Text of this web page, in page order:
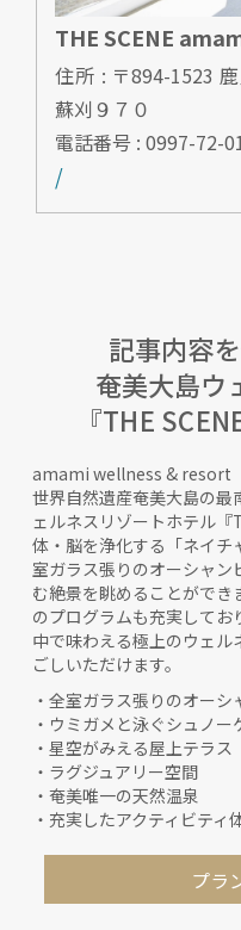
THE SCENE
住所 : 〒894-1523
蘇刈９７０
電話番号 : 0997-72-
/
記事内容
奄美大島ウ
『THE
amami wellness & resort
世界自然遺産奄美大島の最
ェルネスリゾートホテル『
体・脳を浄化する「ネイチ
室ガラス張りのオーシャ
む絶景を眺めることができ
のプログラムも充実してお
中で味わえる極上のウェ
ごしいただけます。
・全室ガラス張りのオーシ
・ウミガメと泳ぐシュノー
・星空がみえる屋上テラス
・ラグジュアリー空間
・奄美唯一の天然温泉
・充実したアクティビティ
プラ